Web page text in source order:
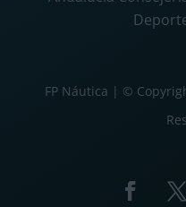
FP Náutica | ©